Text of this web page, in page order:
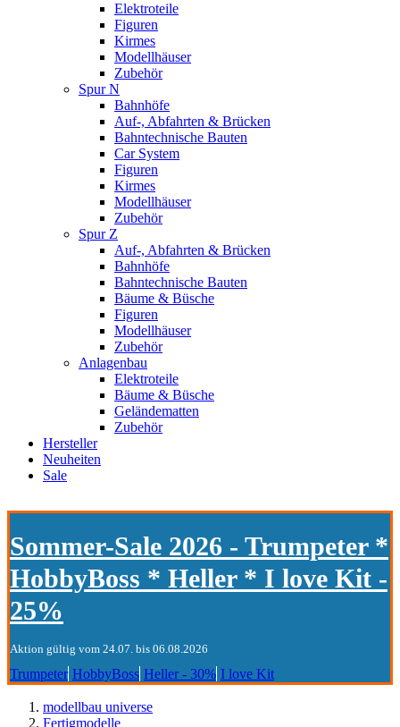
Elektroteile
Figuren
Kirmes
Modellhäuser
Zubehör
Spur N
Bahnhöfe
Auf-, Abfahrten & Brücken
Bahntechnische Bauten
Car System
Figuren
Kirmes
Modellhäuser
Zubehör
Spur Z
Auf-, Abfahrten & Brücken
Bahnhöfe
Bahntechnische Bauten
Bäume & Büsche
Figuren
Modellhäuser
Zubehör
Anlagenbau
Elektroteile
Bäume & Büsche
Geländematten
Zubehör
Hersteller
Neuheiten
Sale
Sommer-Sale 2026 - Trumpeter *
HobbyBoss * Heller * I love Kit -
25%
Aktion gültig vom 24.07. bis 06.08.2026
Trumpeter HobbyBoss Heller - 30% I love Kit
modellbau universe
Fertigmodelle